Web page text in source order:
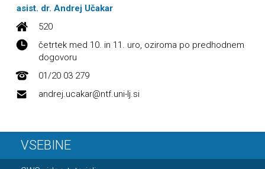
asist. dr. Andrej Učakar
520
četrtek med 10. in 11. uro, oziroma po predhodnem
dogovoru
01/20 03 279
andrej.ucakar@ntf.uni-lj.si
VSEBINE